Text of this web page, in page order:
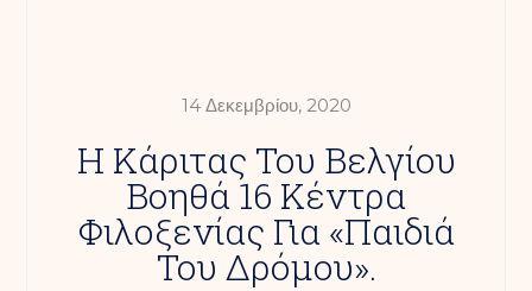
14 Δεκεμβρίου, 2020
Η Κάριτας Του Βελγίου
Βοηθά 16 Κέντρα
Φιλοξενίας Για «παιδιά
Του Δρόμου».